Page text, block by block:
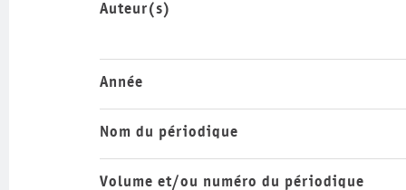
Auteur(s)
Année
Nom du périodique
Volume et/ou numéro du périodique